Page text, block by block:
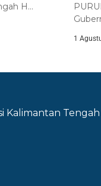
H
1
Kalimantan Tengah